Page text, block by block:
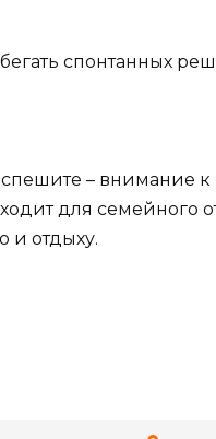
спонтанных
– внимание к
для семейного
и отдыху.